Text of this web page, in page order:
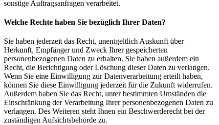
sonstige Auftragsanfragen verarbeitet.
Welche Rechte haben Sie bezüglich Ihrer Daten?
Sie haben jederzeit das Recht, unentgeltlich Auskunft über
Herkunft, Empfänger und Zweck Ihrer gespeicherten
personenbezogenen Daten zu erhalten. Sie haben außerdem ein
Recht, die Berichtigung oder Löschung dieser Daten zu verlangen.
Wenn Sie eine Einwilligung zur Datenverarbeitung erteilt haben,
können Sie diese Einwilligung jederzeit für die Zukunft widerrufen.
Außerdem haben Sie das Recht, unter bestimmten Umständen die
Einschränkung der Verarbeitung Ihrer personenbezogenen Daten zu
verlangen. Des Weiteren steht Ihnen ein Beschwerderecht bei der
zuständigen Aufsichtsbehörde zu.